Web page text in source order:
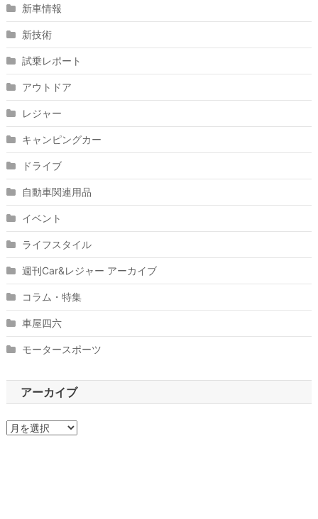
新車情報
新技術
試乗レポート
アウトドア
レジャー
キャンピングカー
ドライブ
自動車関連用品
イベント
ライフスタイル
週刊Car&レジャー アーカイブ
コラム・特集
車屋四六
モータースポーツ
アーカイブ
ア